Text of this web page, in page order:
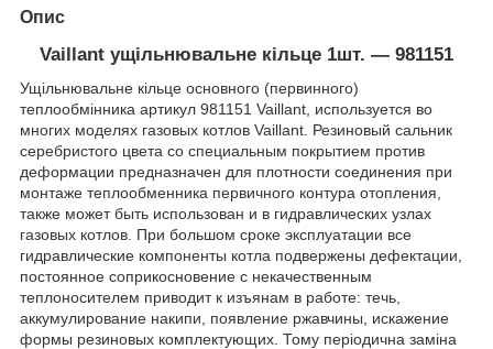
Опис
Vaillant ущільнювальне кільце 1шт. ― 981151
Ущільнювальне кільце основного (первинного)
теплообмінника артикул 981151 Vaillant , используется во
многих моделях газовых котлов Vaillant. Резиновый сальник
серебристого цвета со специальным покрытием против
деформации предназначен для плотности соединения при
монтаже теплообменника первичного контура отопления,
также может быть использован и в гидравлических узлах
газовых котлов. При большом сроке эксплуатации все
гидравлические компоненты котла подвержены дефектации,
постоянное соприкосновение с некачественным
теплоносителем приводит к изъянам в работе: течь,
аккумулирование накипи, появление ржавчины, искажение
формы резиновых комплектующих. Тому періодична заміна